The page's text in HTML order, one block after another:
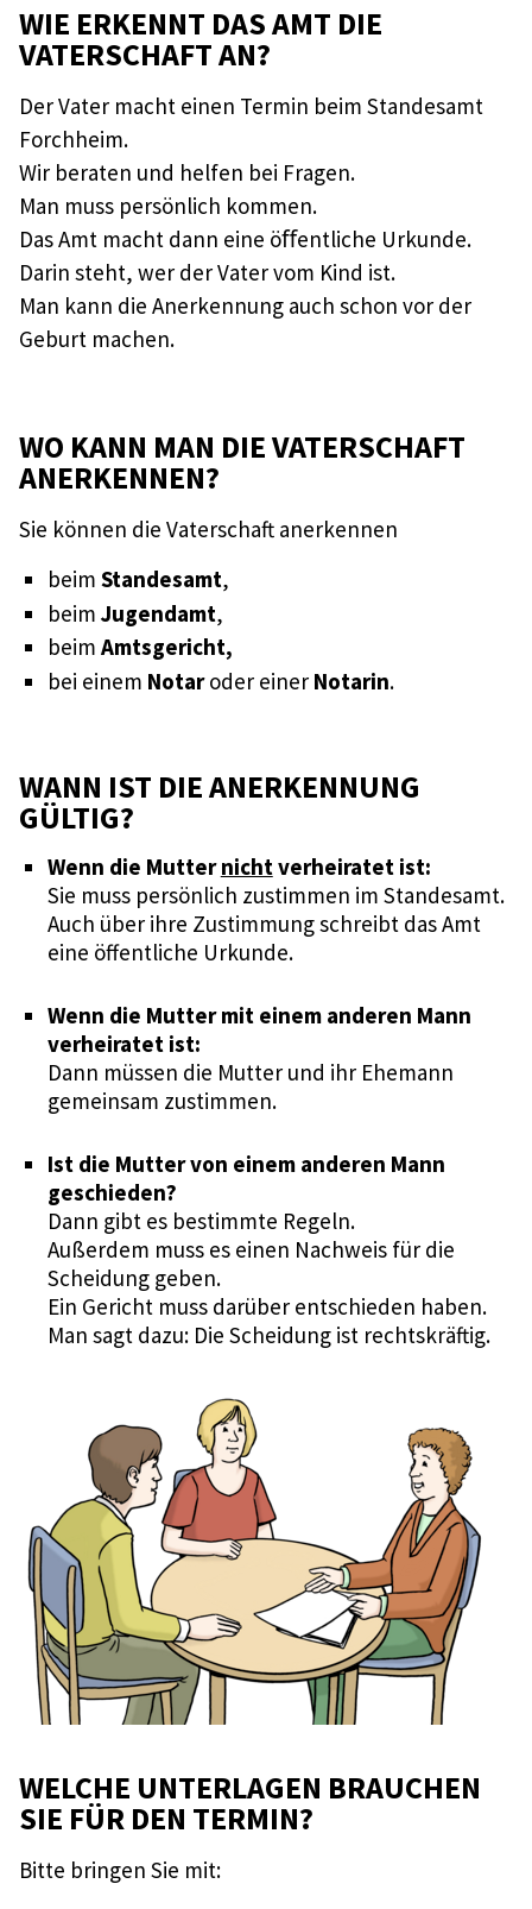
WIE ERKENNT DAS AMT DIE
VATERSCHAFT AN?
Der Vater macht einen Termin beim Standesamt
Forchheim.
Wir beraten und helfen bei Fragen.
Man muss persönlich kommen.
Das Amt macht dann eine öﬀentliche Urkunde.
Darin steht, wer der Vater vom Kind ist.
Man kann die Anerkennung auch schon vor der
Geburt machen.
WO KANN MAN DIE VATERSCHAFT
ANERKENNEN?
Sie können die Vaterschaft anerkennen
beim Standesamt,
beim Jugendamt,
beim Amtsgericht,
bei einem Notaroder einer Notarin.
WANN IST DIE ANERKENNUNG
GÜLTIG?
Wenn die Mutternichtverheiratet ist:
Sie muss persönlich zustimmen im Standesamt.
Auch über ihre Zustimmung schreibt das Amt
eine öffentliche Urkunde.
Wenn die Mutter mit einem anderen Mann
verheiratet ist:
Dann müssen die Mutter und ihr Ehemann
gemeinsam zustimmen.
Ist die Mutter von einem anderen Mann
geschieden?
Dann gibt es bestimmte Regeln.
Außerdem muss es einen Nachweis für die
Scheidung geben.
Ein Gericht muss darüber entschieden haben.
Man sagt dazu: Die Scheidung ist rechtskräftig.
WELCHE UNTERLAGEN BRAUCHEN
SIE FÜR DEN TERMIN?
Bitte bringen Sie mit: